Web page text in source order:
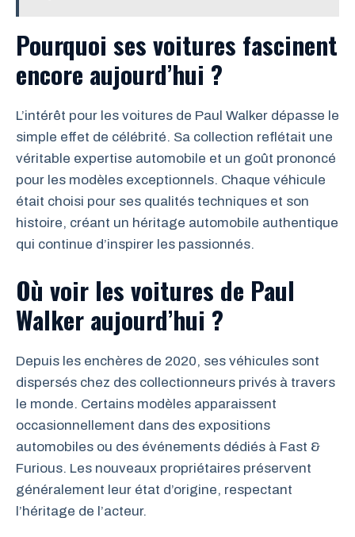
Pourquoi ses voitures fascinent
encore aujourd’hui ?
L’intérêt pour les voitures de Paul Walker dépasse le
simple effet de célébrité. Sa collection reflétait une
véritable expertise automobile et un goût prononcé
pour les modèles exceptionnels. Chaque véhicule
était choisi pour ses qualités techniques et son
histoire, créant un héritage automobile authentique
qui continue d’inspirer les passionnés.
Où voir les voitures de Paul
Walker aujourd’hui ?
Depuis les enchères de 2020, ses véhicules sont
dispersés chez des collectionneurs privés à travers
le monde. Certains modèles apparaissent
occasionnellement dans des expositions
automobiles ou des événements dédiés à Fast &
Furious. Les nouveaux propriétaires préservent
généralement leur état d’origine, respectant
l’héritage de l’acteur.